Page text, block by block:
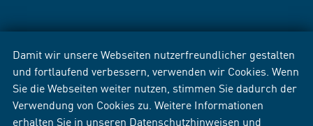
Damit wir unsere Webseiten nutzerfreundlicher gestalten
und fortlaufend verbessern, verwenden wir Cookies. Wenn
Sie die Webseiten weiter nutzen, stimmen Sie dadurch der
Verwendung von Cookies zu. Weitere Informationen
erhalten Sie in unseren Datenschutzhinweisen und